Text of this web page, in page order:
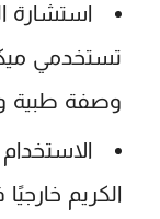
استشارة
تستخدمي
وصفة طبية
الكريم